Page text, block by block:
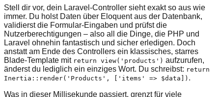
Stell dir vor, dein Laravel-Controller sieht exakt so aus wie
immer. Du holst Daten über Eloquent aus der Datenbank,
validierst die Formular-Eingaben und prüfst die
Nutzerberechtigungen – also all die Dinge, die PHP und
Laravel ohnehin fantastisch und sicher erledigen. Doch
anstatt am Ende des Controllers ein klassisches, starres
Blade-Template mit return view('products') aufzurufen,
änderst du lediglich ein einziges Wort. Du schreibst: return
Inertia::render('Products', ['items' => $data]) .
Was in dieser Millisekunde passiert, grenzt für viele